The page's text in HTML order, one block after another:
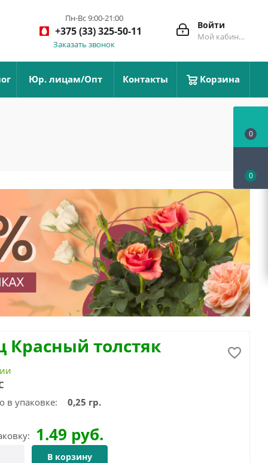
Войти
Мой кабинет
Пн-Вс 9:00-21:00
+375 (33) 325-50-11
Заказать звонок
Юр. лицам/Опт Контакты Корзина
Красный толстяк
в упаковке:
0,25 гр.
1.49 руб.
В корзину
0
0